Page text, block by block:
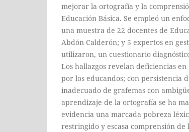
mejorar la ortografía y la
Educación Básica. Se empleó un
una muestra de 22 docentes de
Abdón Calderón; y 5 expertos en
utilizaron, un cuestionario
Los hallazgos revelan deficiencias
por los educandos; con persistencia
inadecuado de grafemas con
aprendizaje de la ortografía se ha
evidencia una marcada pobreza
restringido y escasa comprensión de